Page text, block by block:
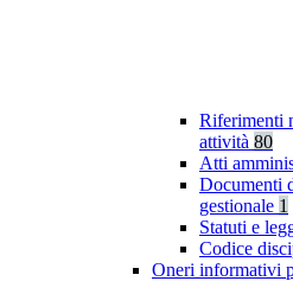
Riferimenti
attività 80
Atti
Documenti
gestionale 1
Statuti e
Codice
Oneri informativi